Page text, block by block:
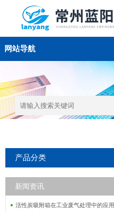
网站导航
产品分类
新闻资讯
活性炭吸附箱在工业废气处理中的应用